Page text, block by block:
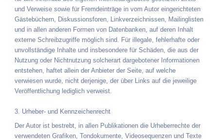
und Verweise sowie für Fremdeinträge in vom Autor eingerichteten
Gästebüchern, Diskussionsforen, Linkverzeichnissen, Mailinglisten
und in allen anderen Formen von Datenbanken, auf deren Inhalt
externe Schreibzugriffe möglich sind. Für illegale, fehlerhafte oder
unvollständige Inhalte und insbesondere für Schäden, die aus der
Nutzung oder Nichtnutzung solcherart dargebotener Informationen
entstehen, haftet allein der Anbieter der Seite, auf welche
verwiesen wurde, nicht derjenige, der über Links auf die jeweilige
Veröffentlichung lediglich verweist.
3. Urheber- und Kennzeichenrecht
Der Autor ist bestrebt, in allen Publikationen die Urheberrechte der
verwendeten Grafiken, Tondokumente, Videosequenzen und Texte